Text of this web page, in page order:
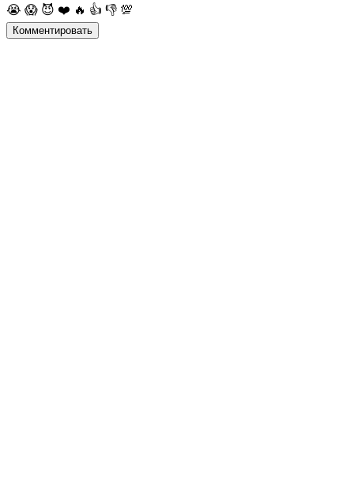
😭 😱 😈 ❤️ 🔥 👍 👎 💯
Комментировать